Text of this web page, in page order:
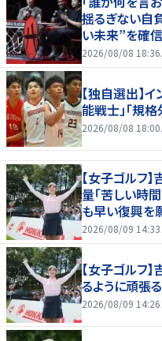
揺るぎない自
い未来”を確信
2026/08/08 18:36
【独自選出】
能戦士」「規
2026/08/08 18:00
【女子ゴルフ
量「苦しい時
も早い復興を
2026/08/09 14:33
【女子ゴルフ
るように頑張
2026/08/09 14:26